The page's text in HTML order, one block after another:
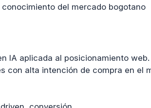
del mercado bogotano
IA aplicada al posicionamiento
con alta intención de compra en el